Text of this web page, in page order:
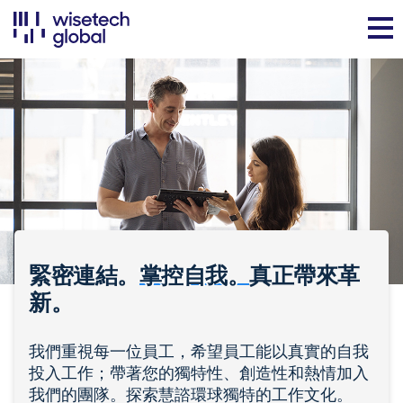
緊密連結。 掌控自我。 真正帶來革
新。
我們重視每一位員工，希望員工能以真實的自我
投入工作；帶著您的獨特性、創造性和熱情加入
我們的團隊。探索慧諮環球獨特的工作文化。